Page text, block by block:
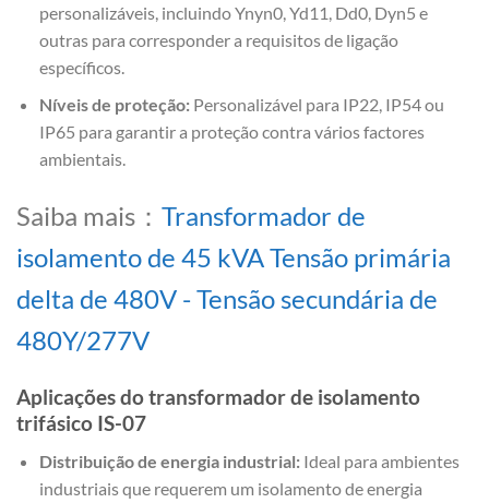
personalizáveis, incluindo Ynyn0, Yd11, Dd0, Dyn5 e
outras para corresponder a requisitos de ligação
específicos.
Níveis de proteção:Personalizável para IP22, IP54 ou
IP65 para garantir a proteção contra vários factores
ambientais.
Saiba mais： Transformador de
isolamento de 45 kVA Tensão primária
delta de 480V - Tensão secundária de
480Y/277V
Aplicações do transformador de isolamento
trifásico IS-07
Distribuição de energia industrial:Ideal para ambientes
industriais que requerem um isolamento de energia